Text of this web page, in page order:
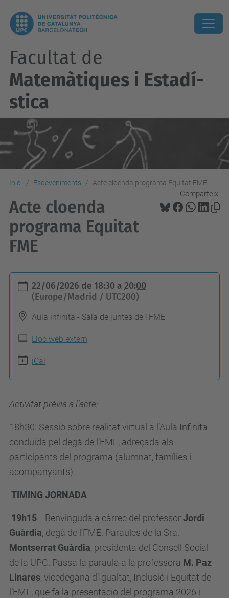
Facultat de
Matemàtiques i Estadí­
stica
Inici Esdeveniments Acte cloenda programa Equitat FME
Comparteix:
Acte cloenda
programa Equitat
FME
/
e
.
u
p
e
d
u
/
c
a
22/06/2026 de 18:30 a20:00
(Europe/Madrid / UTC200)
Aula infinita - Sala de juntes de l'FME
Lloc web extern
iCal
Activitat prèvia a l’acte:
18h30: Sessió sobre realitat virtual a l’Aula Infinita
conduïda pel degà de l’FME, adreçada als
participants del programa (alumnat, famílies i
acompanyants).
TIMING JORNADA
19h15 Benvinguda a càrrec del professorJordi
Guàrdia, degà de l’FME. Paraules de la Sra.
Montserrat Guàrdia, presidenta del Consell Social
de la UPC. Passa la paraula a la professora M. Paz
Linares, vicedegana d’Igualtat, Inclusió i Equitat de
l’FME, que fa la presentació del programa 2026 i